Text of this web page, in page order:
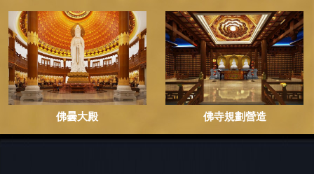
佛曇大殿 佛寺規劃營造